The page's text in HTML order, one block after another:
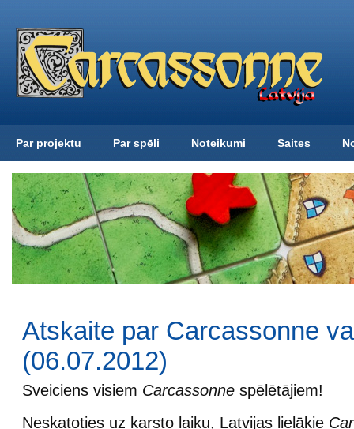
Par projektu Par spēli Noteikumi Saites
Atskaite par Carcassonne
(06.07.2012)
Sveiciens visiem Carcassonne spēlētājiem!
Neskatoties uz karsto laiku, Latvijas lielākie